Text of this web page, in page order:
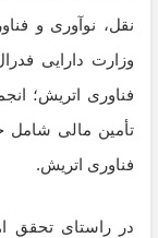
نقل، نوآوری و
وزارت دارایی
فناوری اتریش؛
فناوری اتریش.
در راستای تحقق